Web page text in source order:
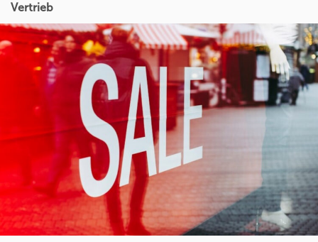
Vertrieb